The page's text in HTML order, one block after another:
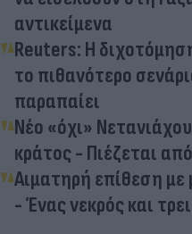
αντικείμενα
Reuters: Η
το πιθανότερο
παραπαίει
Νέο «όχι»
κράτος - Πιέζεται
Αιματηρή επίθεση
- Ένας νεκρός και